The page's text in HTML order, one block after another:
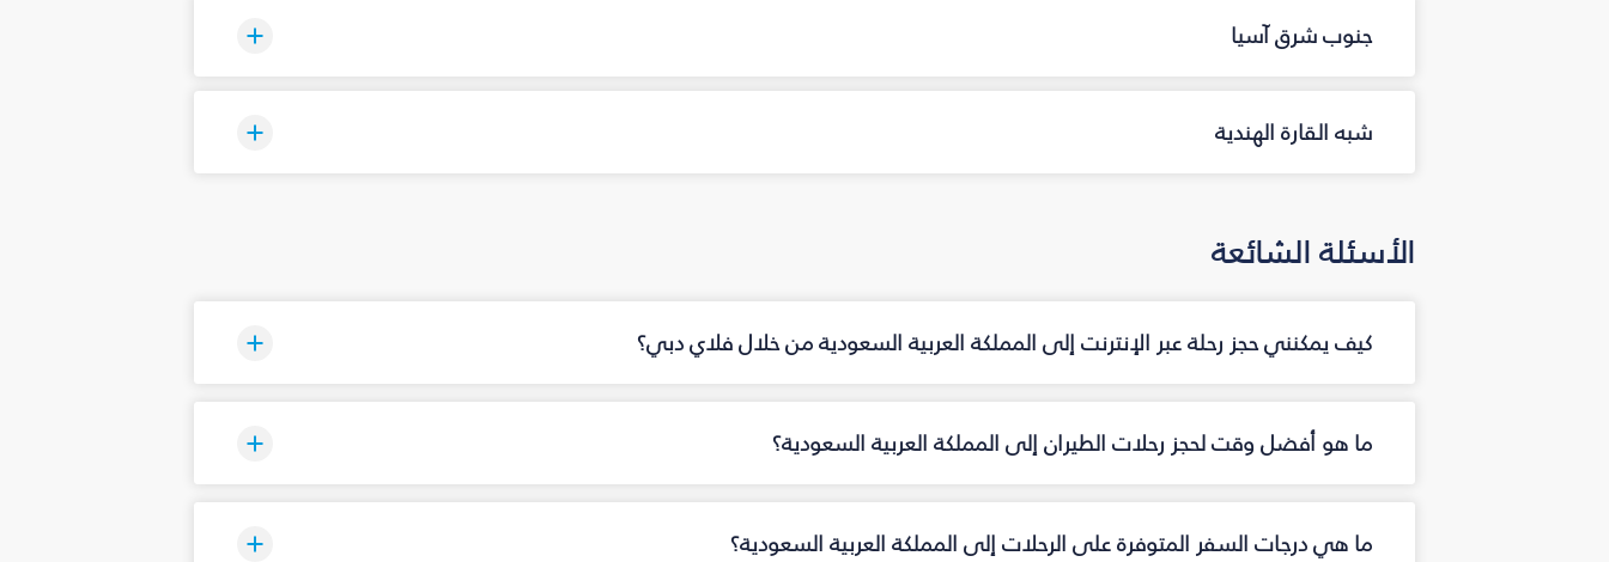
جنوب شرق آسيا
شبه القارة الهندية
الأسئلة الشائعة
كيف يمكنني حجز رحلة عبر الإنترنت إلى المملكة العربية السعودية من خلال فلاي دبي؟
ما هو أفضل وقت لحجز رحلات الطيران إلى المملكة العربية السعودية؟
ما هي درجات السفر المتوفرة على الرحلات إلى المملكة العربية السعودية؟